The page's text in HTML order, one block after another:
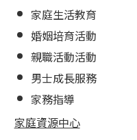
家庭生活教育
婚姻培育活動
親職活動活動
男士成長服務
家務指導
家庭資源中心